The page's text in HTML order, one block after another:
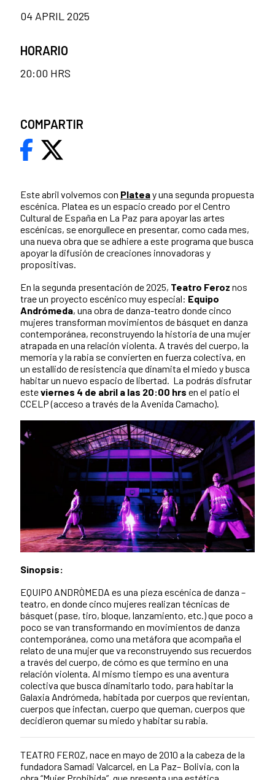
Este abril volvemos con Plateay una segunda propuesta
escénica. Platea es un espacio creado por el Centro
Cultural de España en La Paz para apoyar las artes
escénicas, se enorgullece en presentar, como cada mes,
una nueva obra que se adhiere a este programa que busca
apoyar la difusión de creaciones innovadoras y
propositivas.
En la segunda presentación de 2025, Teatro Feroz nos
trae un proyecto escénico muy especial: Equipo
Andrómeda, una obra de danza-teatro donde cinco
mujeres transforman movimientos de básquet en danza
contemporánea, reconstruyendo la historia de una mujer
atrapada en una relación violenta. A través del cuerpo, la
memoria y la rabia se convierten en fuerza colectiva, en
un estallido de resistencia que dinamita el miedo y busca
habitar un nuevo espacio de libertad. La podrás disfrutar
esteviernes 4 de abril a las 20:00 hrs en el patio el
CCELP (acceso a través de la Avenida Camacho).
Sinopsis:
EQUIPO ANDRÒMEDA es una pieza escénica de danza –
teatro, en donde cinco mujeres realizan técnicas de
básquet (pase, tiro, bloque, lanzamiento, etc.) que poco a
poco se van transformando en movimientos de danza
contemporánea, como una metáfora que acompaña el
relato de una mujer que va reconstruyendo sus recuerdos
a través del cuerpo, de cómo es que termino en una
relación violenta. Al mismo tiempo es una aventura
colectiva que busca dinamitarlo todo, para habitar la
Galaxia Andrómeda, habitada por cuerpos que revientan,
cuerpos que infectan, cuerpo que queman, cuerpos que
decidieron quemar su miedo y habitar su rabia.
TEATRO FEROZ, nace en mayo de 2010 a la cabeza de la
fundadora Samadi Valcarcel, en La Paz– Bolivia, con la
04 APRIL 2025
HORARIO
20:00 HRS
COMPARTIR